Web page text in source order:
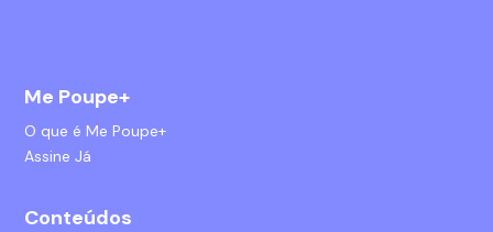
Me Poupe+
O que é Me Poupe+
Assine Já
Conteúdos